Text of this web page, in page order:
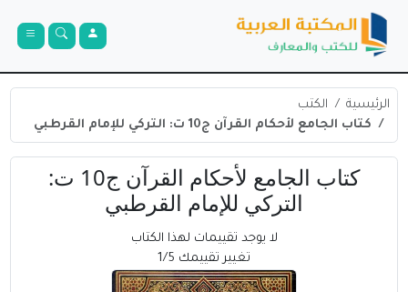
الرئيسية
الكتب
كتاب الجامع لأحكام القرآن ج10 ت: التركي للإمام القرطبي
كتاب الجامع لأحكام القرآن ج10 ت:
التركي للإمام القرطبي
لا يوجد تقييمات لهذا الكتاب
تغيير تقييمك 1/5